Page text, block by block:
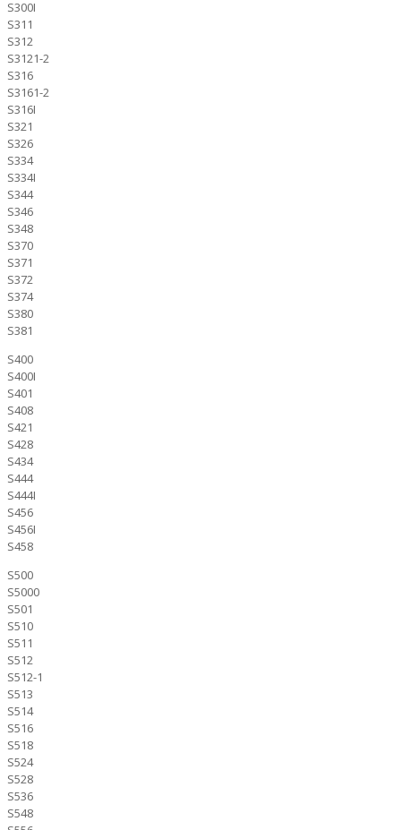
S300I
S311
S312
S3121-2
S316
S3161-2
S316I
S321
S326
S334
S334I
S344
S346
S348
S370
S371
S372
S374
S380
S381
S400
S400I
S401
S408
S421
S428
S434
S444
S444I
S456
S456I
S458
S500
S5000
S501
S510
S511
S512
S512-1
S513
S514
S516
S518
S524
S528
S536
S548